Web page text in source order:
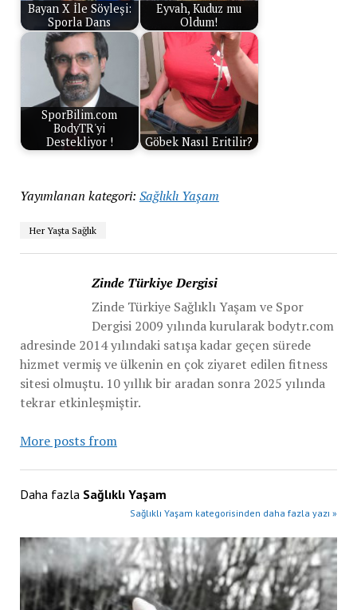
Bayan X İle Söyleşi:
Sporla Dans
Eyvah, Kuduz mu
Oldum!
SporBilim.com
BodyTR'yi
Destekliyor !
Göbek Nasıl Eritilir?
Yayımlanan kategori: Sağlıklı Yaşam
Her Yaşta Sağlık
Zinde Türkiye Dergisi
Zinde Türkiye Sağlıklı Yaşam ve Spor
Dergisi 2009 yılında kurularak bodytr.com
adresinde 2014 yılındaki satışa kadar geçen sürede
hizmet vermiş ve ülkenin en çok ziyaret edilen fitness
sitesi olmuştu. 10 yıllık bir aradan sonra 2025 yılında
tekrar etkinleşmiştir.
More posts from
Daha fazla Sağlıklı Yaşam
Sağlıklı Yaşam kategorisinden daha fazla yazı »